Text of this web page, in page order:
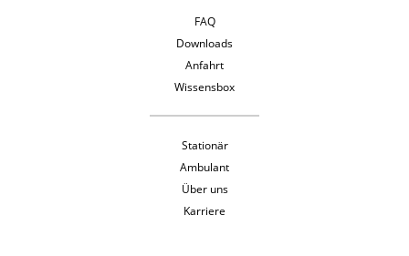
FAQ
Downloads
Anfahrt
Wissensbox
Stationär
Ambulant
Über uns
Karriere